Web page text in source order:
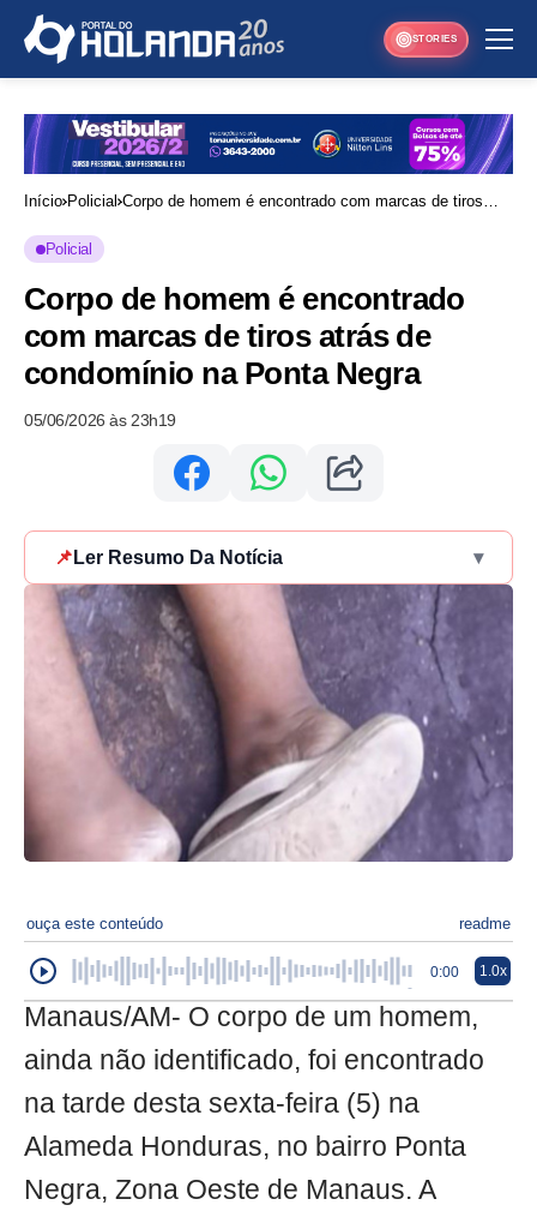
STORIES
Início Policial Corpo de homem é encontrado com marcas de tiros
Policial
Corpo de homem é encontrado
com marcas de tiros atrás de
condomínio na Ponta Negra
05/06/2026 às 23h19
📌 Ler Resumo Da Notícia ▾
ouça este conteúdo readme
0:00 1.0x
Manaus/AM- O corpo de um homem,
ainda não identificado, foi encontrado
na tarde desta sexta-feira (5) na
Alameda Honduras, no bairro Ponta
Negra, Zona Oeste de Manaus. A